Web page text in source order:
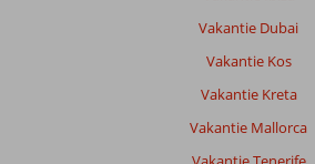
Vakantie Dubai
Vakantie Kos
Vakantie Kreta
Vakantie Mallorca